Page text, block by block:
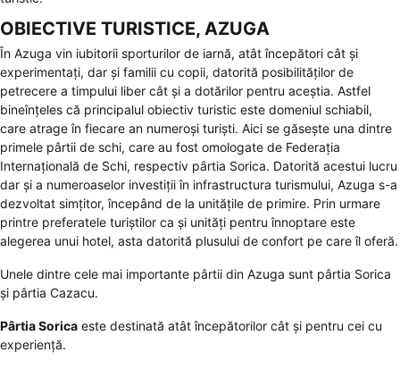
OBIECTIVE TURISTICE, AZUGA
În Azuga vin iubitorii sporturilor de iarnă, atât începători cât și
experimentați, dar și familii cu copii, datorită posibilităților de
petrecere a timpului liber cât și a dotărilor pentru aceștia. Astfel
bineînțeles că principalul obiectiv turistic este domeniul schiabil,
care atrage în fiecare an numeroși turiști. Aici se găsește una dintre
primele pârtii de schi, care au fost omologate de Federația
Internațională de Schi, respectiv pârtia Sorica. Datorită acestui lucru
dar și a numeroaselor investiții în infrastructura turismului, Azuga s-a
dezvoltat simțitor, începând de la unitățile de primire. Prin urmare
printre preferatele turiștilor ca și unități pentru înnoptare este
alegerea unui hotel, asta datorită plusului de confort pe care îl oferă.
Unele dintre cele mai importante pârtii din Azuga sunt pârtia Sorica
și pârtia Cazacu.
Pârtia Sorica este destinată atât începătorilor cât și pentru cei cu
experiență.